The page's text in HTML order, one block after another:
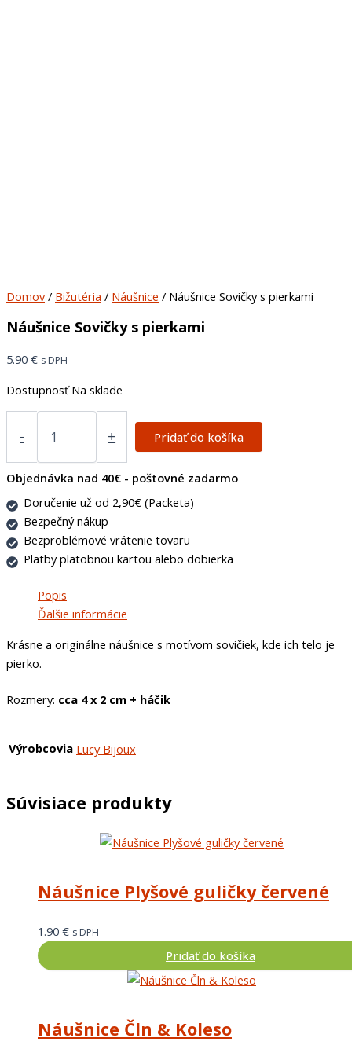
Domov/ Bižutéria / Náušnice / Náušnice Sovičky s pierkami
Náušnice Sovičky s pierkami
5.90 € s DPH
Dostupnosť Na sklade
- + Pridať do košíka
Objednávka nad 40€ - poštovné zadarmo
Doručenie už od 2,90€ (Packeta)
Bezpečný nákup
Bezproblémové vrátenie tovaru
Platby platobnou kartou alebo dobierka
Popis
Ďalšie informácie
Krásne a originálne náušnice s motívom sovičiek, kde ich telo je
pierko.
Rozmery: cca 4 x 2 cm + háčik
Výrobcovia Lucy Bijoux
Súvisiace produkty
Náušnice Plyšové guličky červené
1.90 € s DPH
Pridať do košíka
Náušnice Čln & Koleso